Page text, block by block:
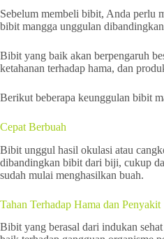
Sebelum membeli bibit, Anda perlu
bibit mangga unggulan
Bibit yang baik akan berpengaruh
ketahanan terhadap hama, dan
Berikut beberapa keunggulan bibit
Cepat Berbuah
Bibit unggul hasil okulasi atau
dibandingkan bibit dari biji, cukup
sudah mulai menghasilkan buah.
Tahan Terhadap Hama dan Penyakit
Bibit yang berasal dari indukan